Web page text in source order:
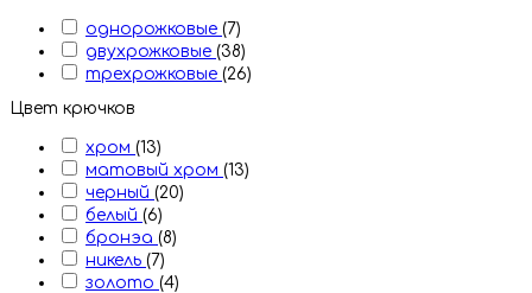
однорожковые (7)
двухрожковые (38)
трехрожковые (26)
Цвет крючков
хром (13)
матовый хром (13)
черный (20)
белый (6)
бронэа (8)
никель (7)
золото (4)